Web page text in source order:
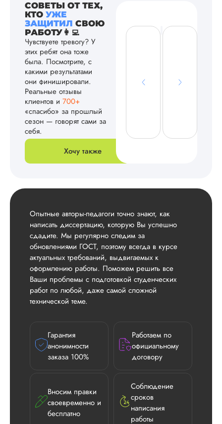
СОВЕТЫ ОТ ТЕХ,
КТО УЖЕ
ЗАЩИТИЛ СВОЮ
РАБОТУ👩‍💻
Чувствуете тревогу? У
этих ребят она тоже
была. Посмотрите, с
какими результатами
они финишировали.
Реальные отзывы
клиентов и 700+
«спасибо» за прошлый
сезон — говорят сами за
себя.
Хочу также
Опытные авторы-педагоги точно знают, как
написать диссертацию, которую Вы успешно
сдадите. Мы регулярно следим за
обновлениями ГОСТ, поэтому всегда в курсе
актуальных требований, выдвигаемых к
оформлению работы. Поможем решить все
Ваши проблемы с подготовкой студенческих
работ по любой, даже самой сложной
технической теме.
Гарантия
анонимности
заказа 100%
Работаем по
официальному
договору
Вносим правки
своевременно и
бесплатно
Соблюдение
сроков
написания
работы